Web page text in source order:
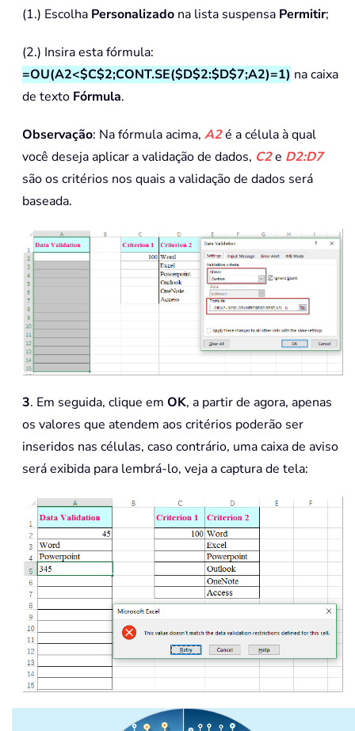
(1.) Escolha Personalizado na lista suspensa Permitir;
(2.) Insira esta fórmula:
=OU(A2<$C$2;CONT.SE($D$2:$D$7;A2)=1) na caixa
de texto Fórmula.
Observação: Na fórmula acima, A2é a célula à qual
você deseja aplicar a validação de dados, C2e D2:D7
são os critérios nos quais a validação de dados será
baseada.
3. Em seguida, clique em OK, a partir de agora, apenas
os valores que atendem aos critérios poderão ser
inseridos nas células, caso contrário, uma caixa de aviso
será exibida para lembrá-lo, veja a captura de tela: